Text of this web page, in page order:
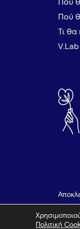
Πού
Πού
Τι θα
V.Lab
Πολιτική